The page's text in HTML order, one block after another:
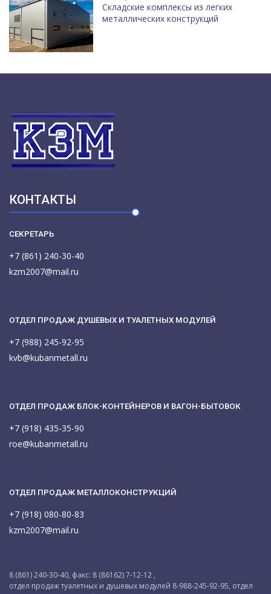
Cкладские комплексы из легких
металлических конструкций
КОНТАКТЫ
СЕКРЕТАРЬ
+7 (861) 240-30-40
kzm2007@mail.ru
ОТДЕЛ ПРОДАЖ ДУШЕВЫХ И ТУАЛЕТНЫХ МОДУЛЕЙ
+7 (988) 245-92-95
kvb@kubanmetall.ru
ОТДЕЛ ПРОДАЖ БЛОК-КОНТЕЙНЕРОВ И ВАГОН-БЫТОВОК
+7 (918) 435-35-90
roe@kubanmetall.ru
ОТДЕЛ ПРОДАЖ МЕТАЛЛОКОНСТРУКЦИЙ
+7 (918) 080-80-83
kzm2007@mail.ru
8 (861) 240-30-40, факс: 8 (86162) 7-12-12 ,
отдел продаж туалетных и душевых модулей 8-988-245-92-95, отдел